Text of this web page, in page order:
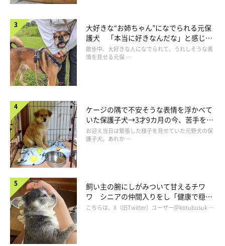
大好きな“お姉ちゃん”になでられる元保
護犬 「本当に好きなんだな」と感じる
表情にほっこり
散歩中、大好きな人になでられて、うれしそうな表
情を見せる元保 …
ケージの隅で不安そうな表情を浮かべて
いた保護子犬→3才9カ月の今、苦手を克
服し頼もしいコに成長！
お迎え当日は緊張した様子を見せていた元野犬の保
護子犬。あれか …
飼い主の腕にしがみついて甘えるチワ
ワ シニアの仲間入りをし「健康で穏や
かな暮らしが続いてほしい」と願う
こちらは、X（旧Twitter）ユーザー＠kotubusuk …